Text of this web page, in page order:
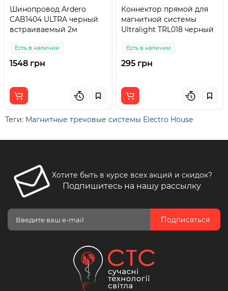
Шинопровод Ardero
CAB1404 ULTRA черный
встраиваемый 2м
Есть в наличии
1548 грн
Коннектор прямой для
магнитной системы
Ultralight TRL018 черный
Есть в наличии
295 грн
Теги: Магнитные трековые системы Electro House
Хотите быть в курсе всех акций и скидок?
Подпишитесь на нашу рассылку
Подписаться